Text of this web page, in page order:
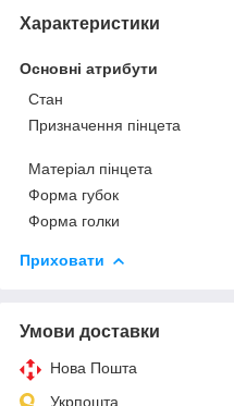
Характеристики
Основні атрибути
Стан
Призначення пінцета
Матеріал пінцета
Форма губок
Форма голки
Приховати
Умови доставки
Нова Пошта
Укрпошта